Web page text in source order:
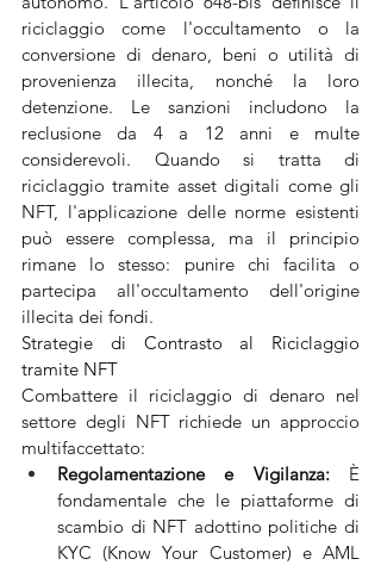
riciclaggio come l'occultamento o la
conversione di denaro, beni o utilità di
provenienza illecita, nonché la loro
detenzione. Le sanzioni includono la
reclusione da 4 a 12 anni e multe
considerevoli. Quando si tratta di
riciclaggio tramite asset digitali come gli
NFT, l'applicazione delle norme esistenti
può essere complessa, ma il principio
rimane lo stesso: punire chi facilita o
partecipa all'occultamento dell'origine
illecita dei fondi.
Strategie di Contrasto al Riciclaggio
tramite NFT
Combattere il riciclaggio di denaro nel
settore degli NFT richiede un approccio
multifaccettato:
Regolamentazione e Vigilanza: È
fondamentale che le piattaforme di
scambio di NFT adottino politiche di
KYC (Know Your Customer) e AML